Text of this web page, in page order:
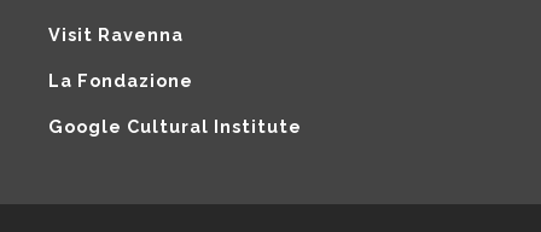
Visit Ravenna
La Fondazione
Google Cultural Institute